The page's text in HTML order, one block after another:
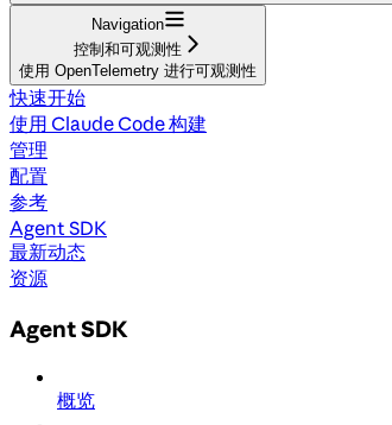
Navigation
控制和可观测性
使用 OpenTelemetry 进行可观测性
快速开始
使用 Claude Code 构建
管理
配置
参考
Agent SDK
最新动态
资源
Agent SDK
概览